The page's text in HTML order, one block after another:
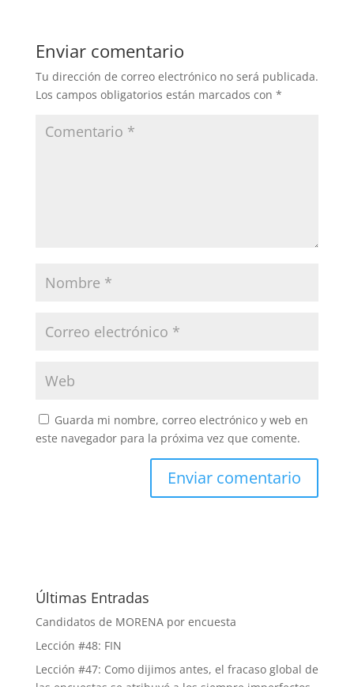
Enviar comentario
Tu dirección de correo electrónico no será publicada.
Los campos obligatorios están marcados con *
Guarda mi nombre, correo electrónico y web en
este navegador para la próxima vez que comente.
Últimas Entradas
Candidatos de MORENA por encuesta
Lección #48: FIN
Lección #47: Como dijimos antes, el fracaso global de